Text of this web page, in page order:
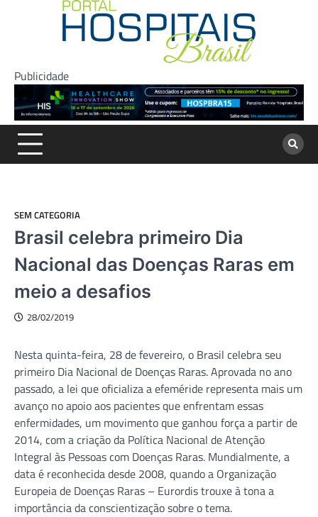
Publicidade
SEM CATEGORIA
Brasil celebra primeiro Dia
Nacional das Doenças Raras em
meio a desafios
28/02/2019
Nesta quinta-feira, 28 de fevereiro, o Brasil celebra seu
primeiro Dia Nacional de Doenças Raras. Aprovada no ano
passado, a lei que oficializa a efeméride representa mais um
avanço no apoio aos pacientes que enfrentam essas
enfermidades, um movimento que ganhou força a partir de
2014, com a criação da Política Nacional de Atenção
Integral às Pessoas com Doenças Raras. Mundialmente, a
data é reconhecida desde 2008, quando a Organização
Europeia de Doenças Raras – Eurordis trouxe à tona a
importância da conscientização sobre o tema.